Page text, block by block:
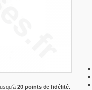
20points de fidélité.